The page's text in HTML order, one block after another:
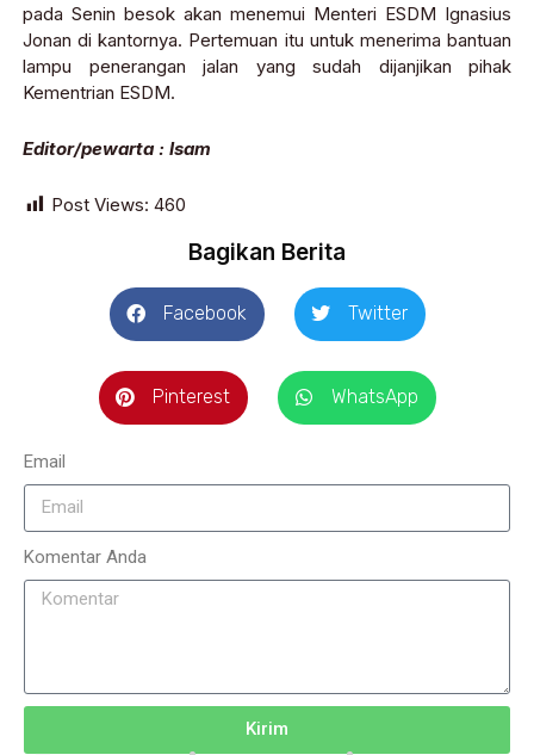
pada Senin besok akan menemui Menteri ESDM Ignasius
Jonan di kantornya. Pertemuan itu untuk menerima bantuan
lampu penerangan jalan yang sudah dijanjikan pihak
Kementrian ESDM.
Editor/pewarta : Isam
Post Views: 460
Bagikan Berita
Facebook Twitter
Pinterest WhatsApp
Email
Komentar Anda
Kirim